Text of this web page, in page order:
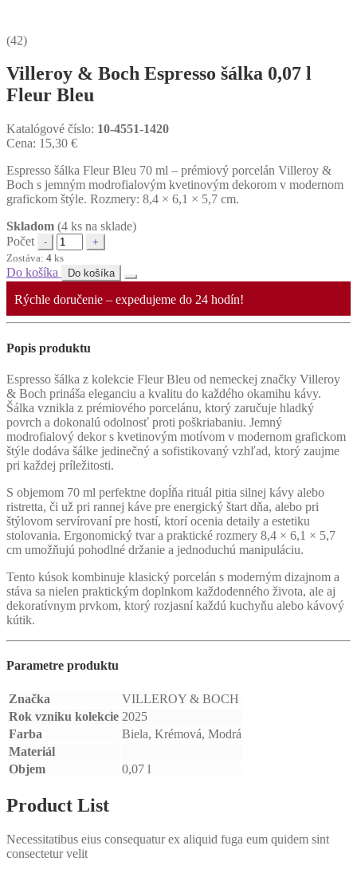
(42)
Villeroy & Boch Espresso šálka 0,07 l
Fleur Bleu
Katalógové číslo: 10-4551-1420
Cena: 15,30 €
Espresso šálka Fleur Bleu 70 ml – prémiový porcelán Villeroy &
Boch s jemným modrofialovým kvetinovým dekorom v modernom
grafickom štýle. Rozmery: 8,4 × 6,1 × 5,7 cm.
Skladom (4 ks na sklade)
Počet
Zostáva: 4 ks
Do košíka Do košíka
Rýchle doručenie – expedujeme do 24 hodín!
Popis produktu
Espresso šálka z kolekcie Fleur Bleu od nemeckej značky Villeroy
& Boch prináša eleganciu a kvalitu do každého okamihu kávy.
Šálka vznikla z prémiového porcelánu, ktorý zaručuje hladký
povrch a dokonalú odolnosť proti poškriabaniu. Jemný
modrofialový dekor s kvetinovým motívom v modernom grafickom
štýle dodáva šálke jedinečný a sofistikovaný vzhľad, ktorý zaujme
pri každej príležitosti.
S objemom 70 ml perfektne dopĺňa rituál pitia silnej kávy alebo
ristretta, či už pri rannej káve pre energický štart dňa, alebo pri
štýlovom servírovaní pre hostí, ktorí ocenia detaily a estetiku
stolovania. Ergonomický tvar a praktické rozmery 8,4 × 6,1 × 5,7
cm umožňujú pohodlné držanie a jednoduchú manipuláciu.
Tento kúsok kombinuje klasický porcelán s moderným dizajnom a
stáva sa nielen praktickým doplnkom každodenného života, ale aj
dekoratívnym prvkom, ktorý rozjasní každú kuchyňu alebo kávový
kútik.
Parametre produktu
Značka
VILLEROY & BOCH
Rok vzniku kolekcie 2025
Farba
Biela, Krémová, Modrá
Materiál
Objem
0,07 l
Product List
Necessitatibus eius consequatur ex aliquid fuga eum quidem sint
consectetur velit